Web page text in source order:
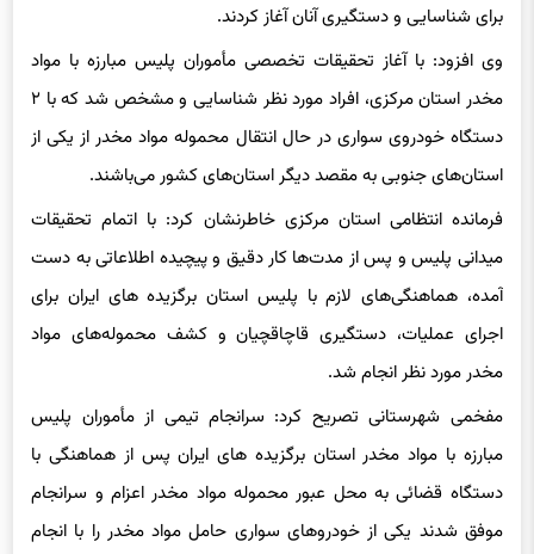
برای شناسایی و دستگیری آنان آغاز کردند.
وی افزود: با آغاز تحقیقات تخصصی مأموران پلیس مبارزه با مواد
مخدر استان مرکزی، افراد مورد نظر شناسایی و مشخص شد که با ۲
دستگاه خودروی سواری در حال انتقال محموله مواد مخدر از یکی از
استان‌های جنوبی به مقصد دیگر استان‌های کشور می‌باشند.
فرمانده انتظامی استان مرکزی خاطرنشان کرد: با اتمام تحقیقات
میدانی پلیس و پس از مدت‌ها کار دقیق و پیچیده اطلاعاتی به دست
آمده، هماهنگی‌های لازم با پلیس استان برگزیده های ایران برای
اجرای عملیات، دستگیری قاچاقچیان و کشف محموله‌های مواد
مخدر مورد نظر انجام شد.
مفخمی شهرستانی تصریح کرد: سرانجام تیمی از مأموران پلیس
مبارزه با مواد مخدر استان برگزیده های ایران پس از هماهنگی با
دستگاه قضائی به محل عبور محموله مواد مخدر اعزام و سرانجام
موفق شدند یکی از خودروهای سواری حامل مواد مخدر را با انجام